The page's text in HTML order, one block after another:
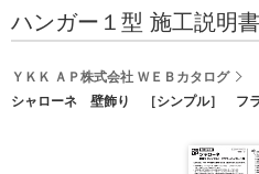
ハンガー１型 施工説明書
ＹＫＫ ＡＰ株式会社 ＷＥＢカタログ
シャローネ 壁飾り ［シンプル］ フラ